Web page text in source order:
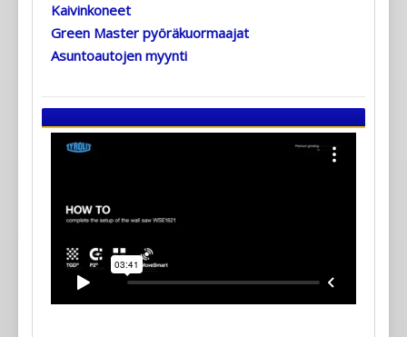
Kaivinkoneet
Green Master pyöräkuormaajat
Asuntoautojen myynti